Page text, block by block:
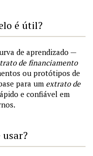
é útil?
de aprendizado —
de financiamento
ou protótipos de
para um extrato de
e confiável em